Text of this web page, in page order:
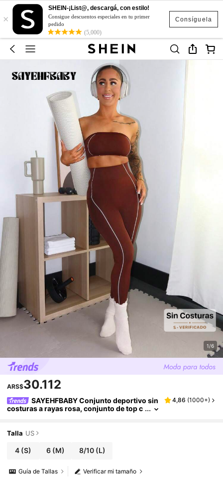
Consíguela
×
SHEIN-¡List@, descargá, con estilo!
Consigue descuentos especiales en tu primer
pedido
(5,000)
1/6
ARS$30.112
SAYEHFBABY Conjunto deportivo sin
costuras a rayas rosa, conjunto de top c
njunto de entrenamiento sin tirantes, conjun
de dos piezas marrón, conjunto de entrenam
iento sin tirantes marrón, conjunto atlético
marrón, conjunto de mallas marrón para muj
er, conjunto de activewear sin tirantes marró
4,86 (1000+)
Talla US
4 (S) 6 (M) 8/10(L)
Verificar mi tamaño
Guía de Tallas